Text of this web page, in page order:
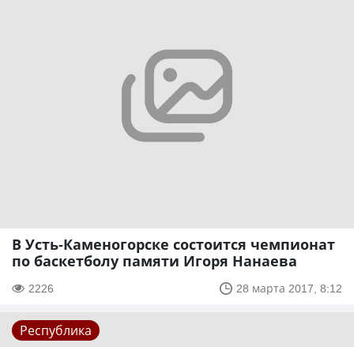
В Усть-Каменогорске состоится чемпионат
по баскетболу памяти Игоря Нанаева
2226 28 марта 2017, 8:12
Республика